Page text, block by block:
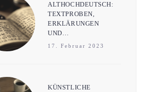
ALTHOCHDEUTSCH:
TEXTPROBEN,
ERKLÄRUNGEN
UND…
17. Februar 2023
KÜNSTLICHE